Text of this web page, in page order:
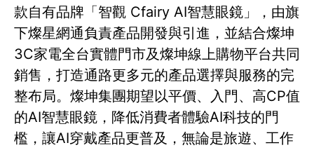
款自有品牌「智觀 Cfairy AI智慧眼鏡」，由旗
下燦星網通負責產品開發與引進，並結合燦坤
3C家電全台實體門市及燦坤線上購物平台共同
銷售，打造通路更多元的產品選擇與服務的完
整布局。燦坤集團期望以平價、入門、高CP值
的AI智慧眼鏡，降低消費者體驗AI科技的門
檻，讓AI穿戴產品更普及，無論是旅遊、工作